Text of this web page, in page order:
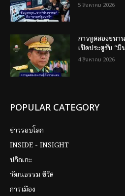
5 สิงหาคม 2026
การทูตสองขน
เปิดประตูรับ “มิ
4 สิงหาคม 2026
POPULAR CATEGORY
ข่าวรอบโลก
INSIDE - INSIGHT
ปกิณกะ
วัฒนธรรม ชีวิต
การเมือง